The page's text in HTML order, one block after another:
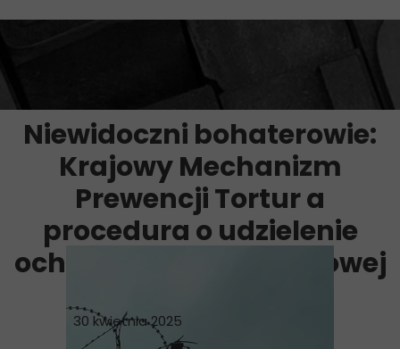
30 kwietnia 2025
Niewidoczni bohaterowie:
​​​​​​​Krajowy Mechanizm
Prewencji Tortur a
procedura o udzielenie
ochrony międzynarodowej